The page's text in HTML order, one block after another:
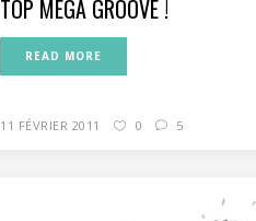
TOP MÉGA GROOVE !
READ MORE
11 FÉVRIER 2011 0 5